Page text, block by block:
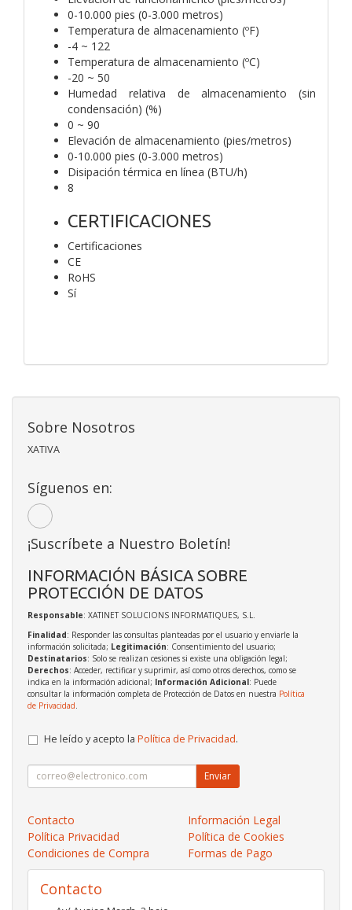
0-10.000 pies (0-3.000 metros)
Temperatura de almacenamiento (ºF)
-4 ~ 122
Temperatura de almacenamiento (ºC)
-20 ~ 50
Humedad relativa de almacenamiento (sin
condensación) (%)
0 ~ 90
Elevación de almacenamiento (pies/metros)
0-10.000 pies (0-3.000 metros)
Disipación térmica en línea (BTU/h)
8
CERTIFICACIONES
Certificaciones
CE
RoHS
Sí
Sobre Nosotros
XATIVA
Síguenos en:
¡Suscríbete a Nuestro Boletín!
INFORMACIÓN BÁSICA SOBRE
PROTECCIÓN DE DATOS
Responsable: XATINET SOLUCIONS INFORMATIQUES, S.L.
Finalidad: Responder las consultas planteadas por el usuario y enviarle la
información solicitada; Legitimación: Consentimiento del usuario;
Destinatarios: Solo se realizan cesiones si existe una obligación legal;
Derechos: Acceder, rectificar y suprimir, así como otros derechos, como se
indica en la información adicional; Información Adicional: Puede
consultar la información completa de Protección de Datos en nuestra Política
de Privacidad
He leído y acepto la Política de Privacidad.
Enviar
Contacto
Información Legal
Política Privacidad
Política de Cookies
Condiciones de Compra
Formas de Pago
Contacto